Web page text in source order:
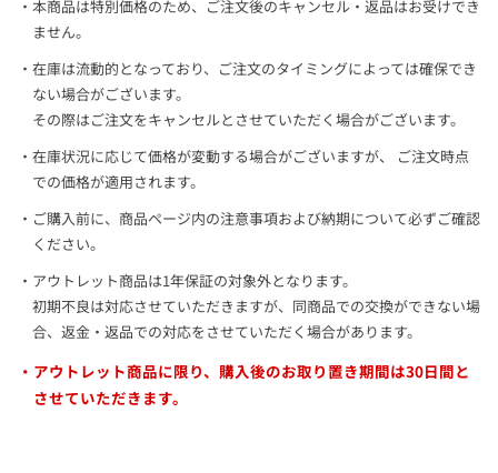
本商品は特別価格のため、ご注文後のキャンセル・返品はお受けでき
ません。
在庫は流動的となっており、ご注文のタイミングによっては確保でき
ない場合がございます。
その際はご注文をキャンセルとさせていただく場合がございます。
在庫状況に応じて価格が変動する場合がございますが、 ご注文時点
での価格が適用されます。
ご購入前に、商品ページ内の注意事項および納期について必ずご確認
ください。
アウトレット商品は1年保証の対象外となります。
初期不良は対応させていただきますが、同商品での交換ができない場
合、返金・返品での対応をさせていただく場合があります。
アウトレット商品に限り、購入後のお取り置き期間は30日間と
させていただきます。